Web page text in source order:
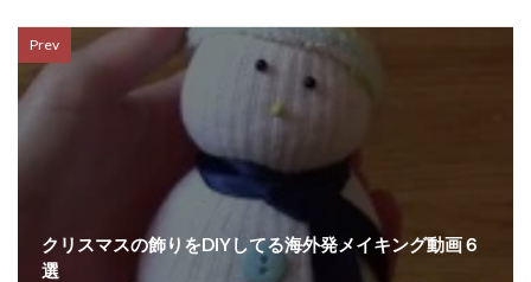
Prev
クリスマスの飾りをDIYしてる海外発メイキング動画６
選